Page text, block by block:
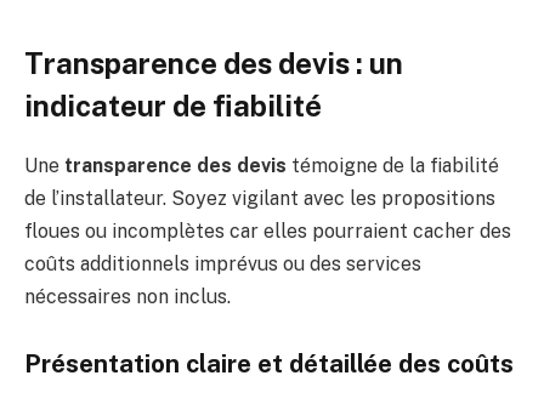
Transparence des devis : un
indicateur de fiabilité
Une transparence des devis témoigne de la fiabilité
de l’installateur. Soyez vigilant avec les propositions
floues ou incomplètes car elles pourraient cacher des
coûts additionnels imprévus ou des services
nécessaires non inclus.
Présentation claire et détaillée des coûts